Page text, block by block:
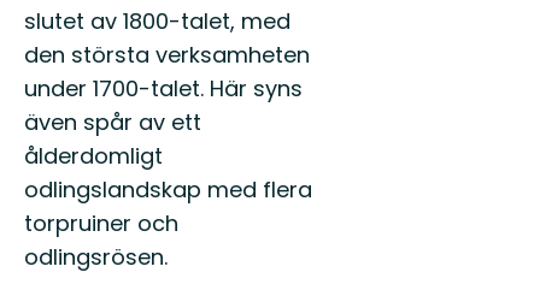
slutet av 1800-talet, med
den största verksamheten
under 1700-talet. Här syns
även spår av ett
ålderdomligt
odlingslandskap med flera
torpruiner och
odlingsrösen.